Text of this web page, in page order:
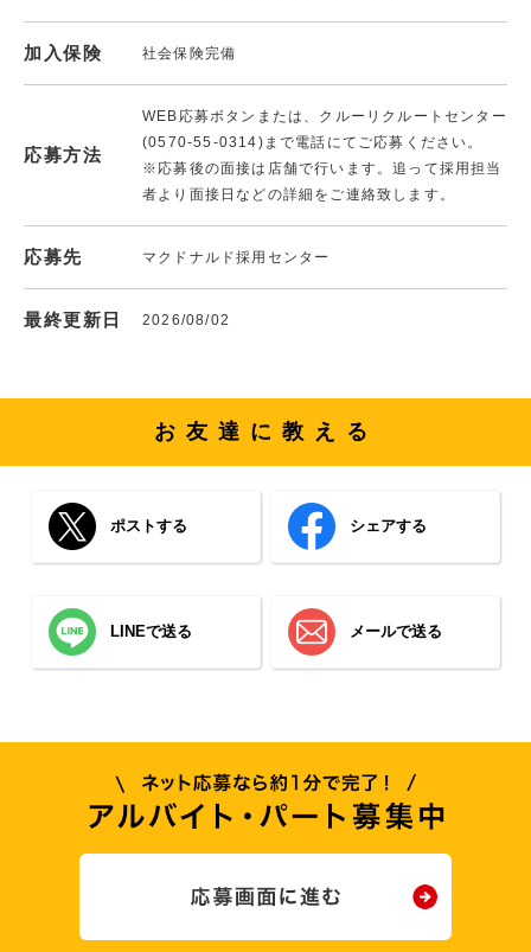
加入保険 社会保険完備
応募方法
WEB応募ボタンまたは、クルーリクルートセンター
(0570-55-0314)まで電話にてご応募ください。
※応募後の面接は店舗で行います。追って採用担当
者より面接日などの詳細をご連絡致します。
応募先 マクドナルド採用センター
最終更新日 2026/08/02
お友達に教える
ポストする シェアする
LINEで送る メールで送る